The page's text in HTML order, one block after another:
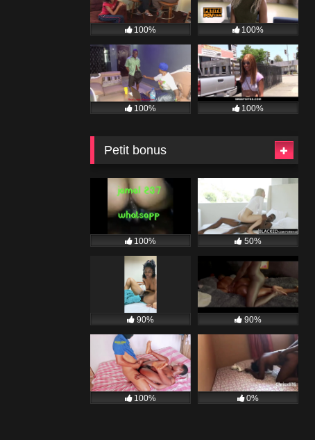
100% 100%
100% 100%
Petit bonus
100% 50%
90% 90%
100% 0%